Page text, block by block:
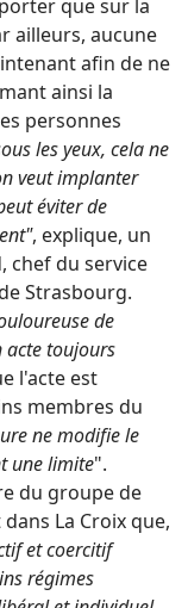
que sur la
ailleurs, aucune
afin de ne
ainsi la
personnes
les yeux, cela ne
veut implanter
éviter de
, explique, un
chef du service
Strasbourg.
de
acte toujours
l'acte est
membres du
ne modifie le
une limite".
du groupe de
La Croix que,
et coercitif
régimes